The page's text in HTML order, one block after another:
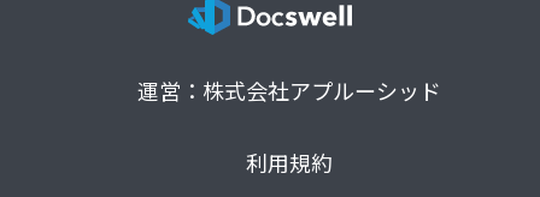
運営：株式会社アプルーシッド
利用規約